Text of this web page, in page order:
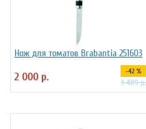
Нож для томатов Brabantia 251603
2 000 р. -42 %
3 489 р.